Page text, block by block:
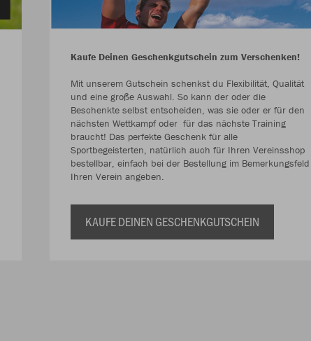
Kaufe Deinen Geschenkgutschein zum Verschenken!
Mit unserem Gutschein schenkst du Flexibilität, Qualität
und eine große Auswahl. So kann der oder die
Beschenkte selbst entscheiden, was sie oder er für den
nächsten Wettkampf oder für das nächste Training
braucht! Das perfekte Geschenk für alle
Sportbegeisterten, natürlich auch für Ihren Vereinsshop
bestellbar, einfach bei der Bestellung im Bemerkungsfeld
Ihren Verein angeben.
KAUFE DEINEN GESCHENKGUTSCHEIN